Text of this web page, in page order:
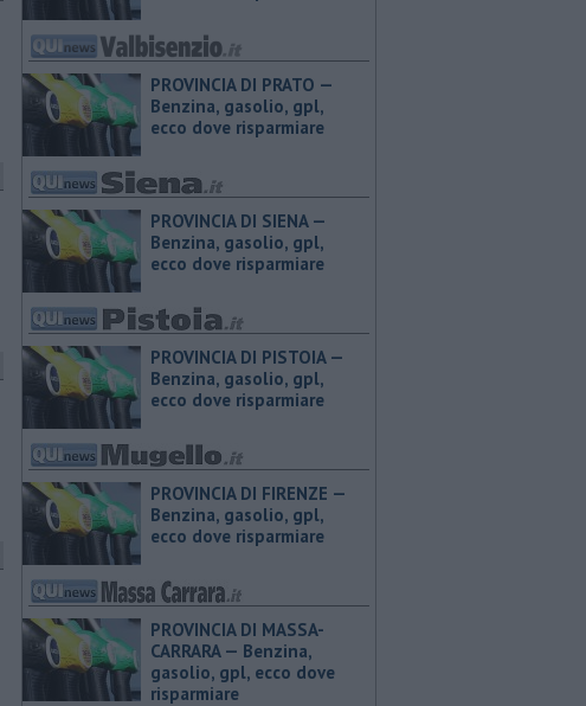
PROVINCIA DI PRATO — ​
Benzina, gasolio, gpl,
ecco dove risparmiare
PROVINCIA DI SIENA — ​
Benzina, gasolio, gpl,
ecco dove risparmiare
PROVINCIA DI PISTOIA — ​
Benzina, gasolio, gpl,
ecco dove risparmiare
PROVINCIA DI FIRENZE — ​
Benzina, gasolio, gpl,
ecco dove risparmiare
PROVINCIA DI MASSA-
CARRARA — ​Benzina,
gasolio, gpl, ecco dove
risparmiare